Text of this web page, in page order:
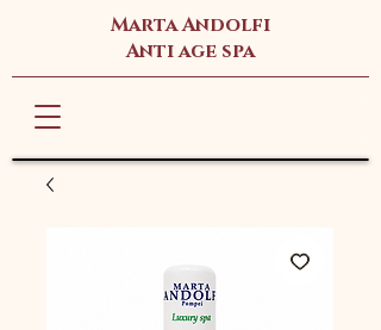
Marta Andolfi
Anti age spa